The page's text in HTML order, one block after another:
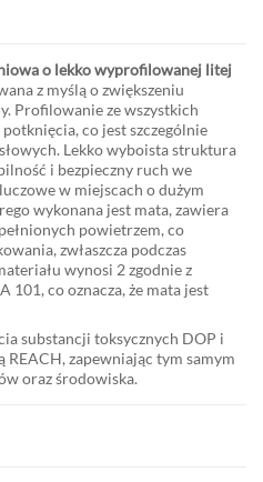
o lekko wyprofilowanej litej
z myślą o zwiększeniu
Profilowanie ze wszystkich
co jest szczególnie
Lekko wyboista struktura
i bezpieczny ruch we
w miejscach o dużym
wykonana jest mata, zawiera
powietrzem, co
zwłaszcza podczas
wynosi 2 zgodnie z
101, co oznacza, że mata jest
substancji toksycznych DOP i
REACH, zapewniając tym samym
oraz środowiska.